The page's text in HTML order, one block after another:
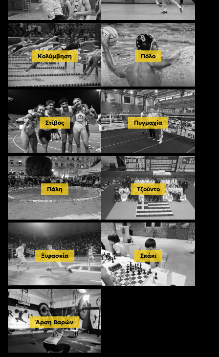
Κολύμβηση Πόλο
Στίβος Πυγμαχία
Πάλη Τζούντο
Ξιφασκία Σκάκι
Άρση Βαρών